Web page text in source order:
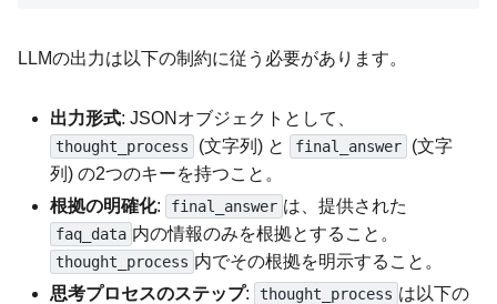
LLMの出力は以下の制約に従う必要があります。
出力形式: JSONオブジェクトとして、
thought_process (文字列) と final_answer
(文字
列) の2つのキーを持つこと。
根拠の明確化: final_answer は、提供された
faq_data 内の情報のみを根拠とすること。
thought_process 内でその根拠を明示すること。
思考プロセスのステップ: thought_process は以下の